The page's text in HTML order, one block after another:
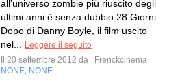
all'universo zombie più riuscito degli
ultimi anni è senza dubbio 28 Giorni
Dopo di Danny Boyle, il film uscito
nel...
Leggere il seguito
Il 20 settembre 2012 da
Frenckcinema
NONE NONE